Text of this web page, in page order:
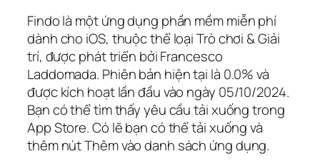
Findo là một ứng dụng phần mềm miễn phí
dành cho iOS, thuộc thể loại Trò chơi & Giải
trí, được phát triển bởi Francesco
Laddomada. Phiên bản hiện tại là 0.0% và
được kích hoạt lần đầu vào ngày 05/10/2024.
Bạn có thể tìm thấy yêu cầu tải xuống trong
App Store. Có lẽ bạn có thể tải xuống và
thêm nút Thêm vào danh sách ứng dụng.